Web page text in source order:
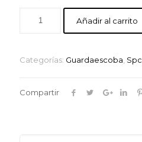
Añadir al carrito
Categorías: Guardaescoba Spc
Compartir